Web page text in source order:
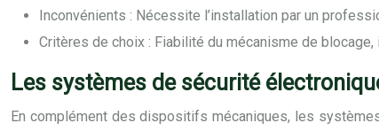
Inconvénients : Nécessite l’installation par un
Critères de choix : Fiabilité du mécanisme de
Les systèmes de sécurité
En complément des dispositifs mécaniques, les